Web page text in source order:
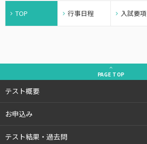
TOP 行事日程 入試要項
PAGE TOP
テスト概要
お申込み
テスト結果・過去問